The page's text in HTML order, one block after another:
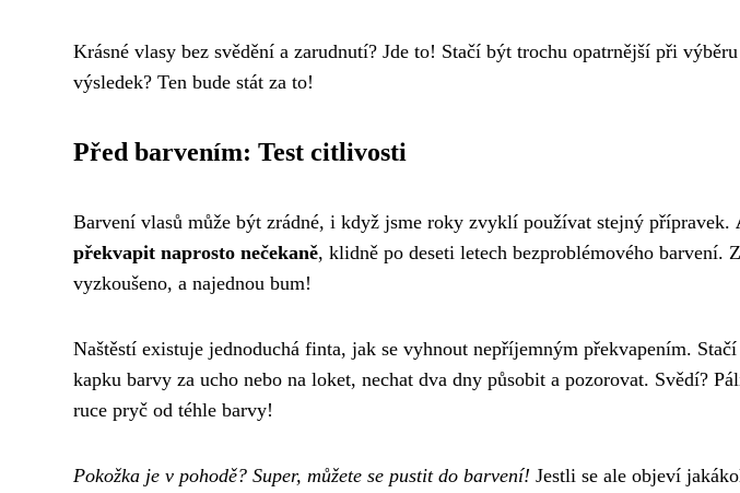
Krásné vlasy bez svědění a zarudnutí? Jde to! Stačí být trochu opatrnější při
výsledek? Ten bude stát za to!
Před barvením: Test citlivosti
Barvení vlasů může být zrádné, i když jsme roky zvyklí používat stejný přípravek.
překvapit naprosto nečekaně, klidně po deseti letech bezproblémového barvení.
vyzkoušeno, a najednou bum!
Naštěstí existuje jednoduchá finta, jak se vyhnout nepříjemným překvapením.
kapku barvy za ucho nebo na loket, nechat dva dny působit a pozorovat. Svědí?
ruce pryč od téhle barvy!
Pokožka je v pohodě? Super, můžete se pustit do barvení! Jestli se ale objeví